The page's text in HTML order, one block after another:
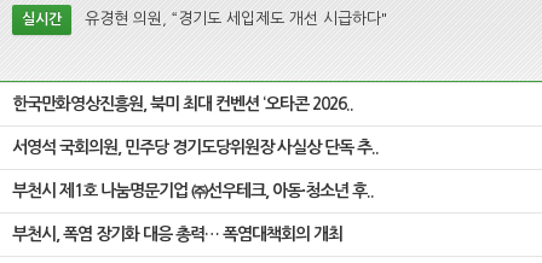
실시간 유경현 의원, “경기도 세입제도 개선 시급하다"
부천시, ‘210, 부천톡톡’ 통해 푸드트럭 운영자와 축제 운영 개선 논의
박병권 의장, 태풍·집중호우 대비 지하차도·침수우려주택 현장점검
한국만화영상진흥원, 북미 최대 컨벤션 ‘오타콘 2026..
서영석 국회의원, 민주당 경기도당위원장 사실상 단독 추..
부천시 제1호 나눔명문기업 ㈜선우테크, 아동·청소년 후..
부천시, 폭염 장기화 대응 총력… 폭염대책회의 개최